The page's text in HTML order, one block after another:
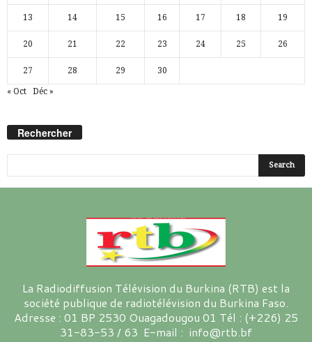
13 14 15 16 17 18 19
20 21 22 23 24 25 26
27 28 29 30
« Oct Déc »
Rechercher
La Radiodiffusion Télévision du Burkina (RTB) est la
société publique de radiotélévision du Burkina Faso.
Adresse : 01 BP 2530 Ouagadougou 01 Tél : (+226) 25
31-83-53 / 63 E-mail : info@rtb.bf